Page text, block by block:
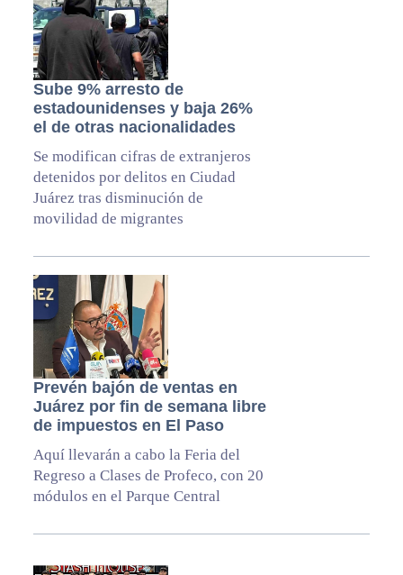
Sube 9% arresto de
estadounidenses y baja 26%
el de otras nacionalidades
Se modifican cifras de extranjeros
detenidos por delitos en Ciudad
Juárez tras disminución de
movilidad de migrantes
Prevén bajón de ventas en
Juárez por fin de semana libre
de impuestos en El Paso
Aquí llevarán a cabo la Feria del
Regreso a Clases de Profeco, con 20
módulos en el Parque Central